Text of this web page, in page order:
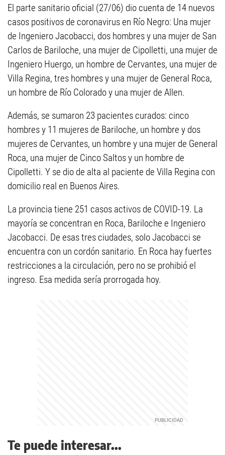
El parte sanitario oficial (27/06) dio cuenta de 14 nuevos
casos positivos de coronavirus en Río Negro: Una mujer
de Ingeniero Jacobacci, dos hombres y una mujer de San
Carlos de Bariloche, una mujer de Cipolletti, una mujer de
Ingeniero Huergo, un hombre de Cervantes, una mujer de
Villa Regina, tres hombres y una mujer de General Roca,
un hombre de Río Colorado y una mujer de Allen.
Además, se sumaron 23 pacientes curados: cinco
hombres y 11 mujeres de Bariloche, un hombre y dos
mujeres de Cervantes, un hombre y una mujer de General
Roca, una mujer de Cinco Saltos y un hombre de
Cipolletti. Y se dio de alta al paciente de Villa Regina con
domicilio real en Buenos Aires.
La provincia tiene 251 casos activos de COVID-19. La
mayoría se concentran en Roca, Bariloche e Ingeniero
Jacobacci. De esas tres ciudades, solo Jacobacci se
encuentra con un cordón sanitario. En Roca hay fuertes
restricciones a la circulación, pero no se prohibió el
ingreso. Esa medida sería prorrogada hoy.
Te puede interesar...